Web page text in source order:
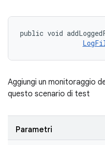
public void
Aggiungi un monitoraggio
questo scenario di test
Parametri